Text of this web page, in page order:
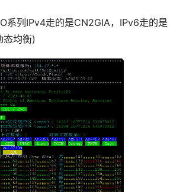
系列IPv4走的是CN2GIA，IPv6走的是
均衡)